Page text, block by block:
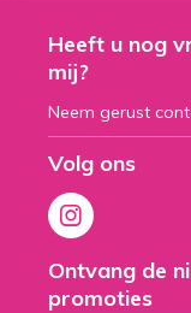
Heeft u nog
mij?
Neem gerust
Volg ons
Ontvang de
promoties